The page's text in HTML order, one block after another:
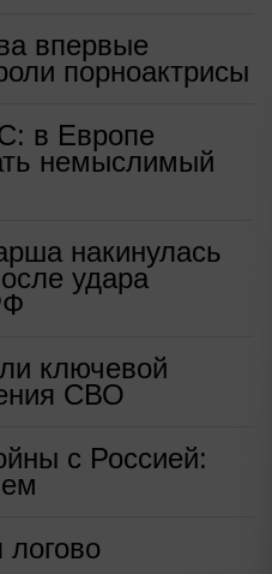
впервые
порноактрисы
в Европе
немыслимый
накинулась
удара
ключевой
СВО
с Россией:
логово